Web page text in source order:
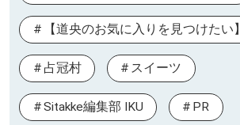
【道央のお気に入りを見つけたい】
占冠村 スイーツ
Sitakke編集部 IKU PR